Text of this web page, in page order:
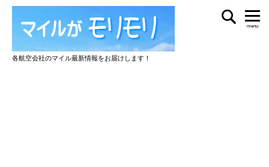
各航空会社のマイル最新情報をお届けします！
menu